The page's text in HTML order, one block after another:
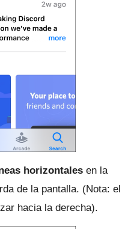
horizontales en la
de la pantalla. (Nota: el
hacia la derecha).